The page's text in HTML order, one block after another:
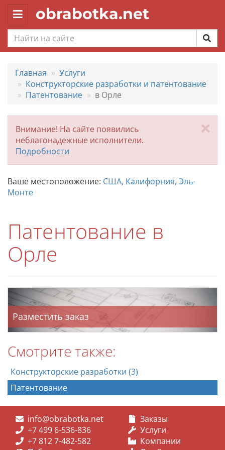
Toggle
navigation
obrabotka.net
Главная
Услуги
Конструкторские разработки и патентование
Патентование
в Орле
Внимание! На сайте появились
неблагонадежные исполнители.
Подробности
Ваше местоположение: США, Калифорния, Эль-
Монте
Патентование в
Орле
Разместить заказ
Смотрите также:
Конструкторские разработки (3)
Патентование
info@obrabotka.net
+7 499 6-536-836
+7 812 7-482-582
Заказы
Услуги
Компании